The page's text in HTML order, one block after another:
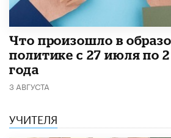
​Что произошло в
политике с 27 июля по 2
года
3 АВГУСТА
УЧИТЕЛЯ